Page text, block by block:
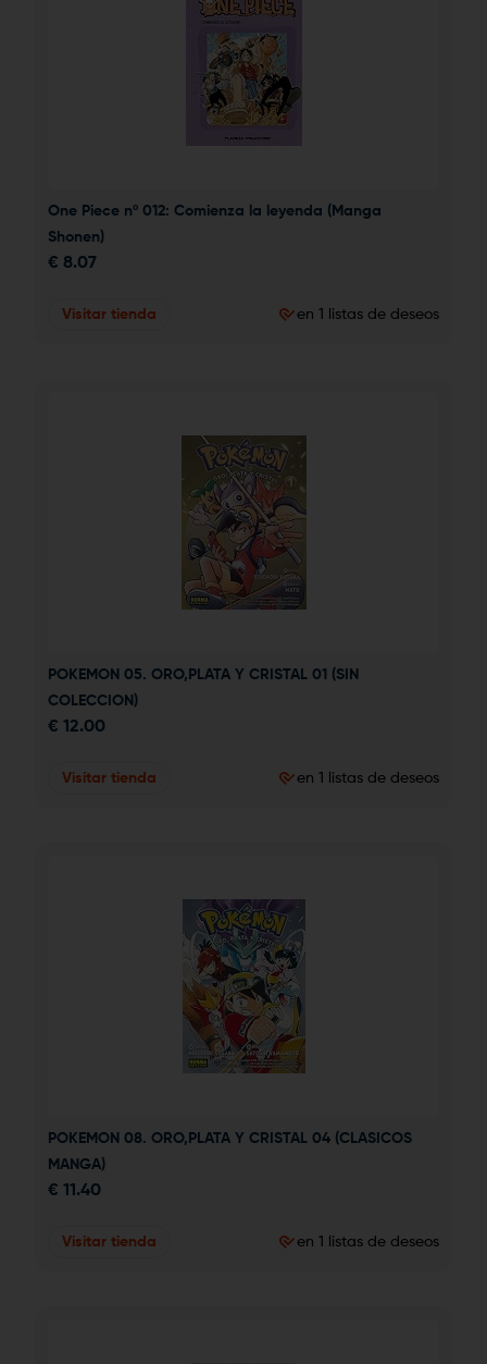
One Piece nº 012: Comienza la leyenda (Manga
Shonen)
€ 8.07
Visitar tienda en 1 listas de deseos
POKEMON 05. ORO,PLATA Y CRISTAL 01 (SIN
COLECCION)
€ 12.00
Visitar tienda en 1 listas de deseos
POKEMON 08. ORO,PLATA Y CRISTAL 04 (CLASICOS
MANGA)
€ 11.40
Visitar tienda en 1 listas de deseos